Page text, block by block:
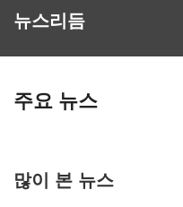
뉴스리듬
주요 뉴스
많이 본 뉴스